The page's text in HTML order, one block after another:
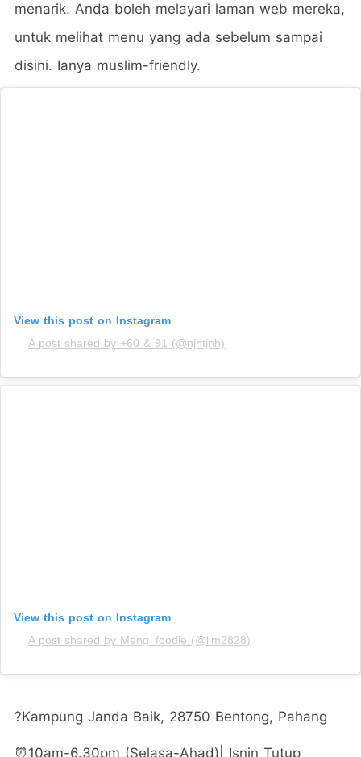
menarik. Anda boleh melayari laman web mereka,
untuk melihat menu yang ada sebelum sampai
disini. Ianya muslim-friendly.
View this post on Instagram
A post shared by +60 & 91 (@njhtjnh)
View this post on Instagram
A post shared by Meng_foodie (@llm2828)
?Kampung Janda Baik, 28750 Bentong, Pahang
⏰10am-6.30pm (Selasa-Ahad)| Isnin Tutup